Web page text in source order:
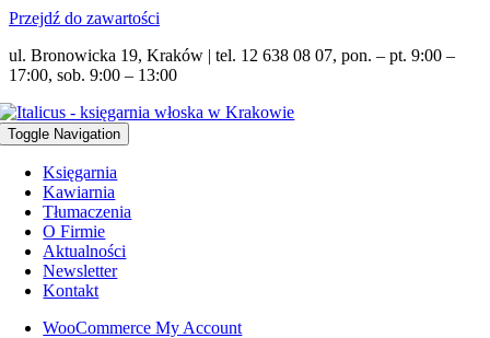
Przejdź do zawartości
ul. Bronowicka 19, Kraków | tel. 12 638 08 07, pon. – pt. 9:00 –
17:00, sob. 9:00 – 13:00
Toggle Navigation
Księgarnia
Kawiarnia
Tłumaczenia
O Firmie
Aktualności
Newsletter
Kontakt
WooCommerce My Account